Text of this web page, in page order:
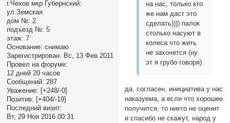
г.Чехов мкр.Губернский:
ул.Земская
дом №: 2
подъезд №: 5
этаж: 7
Основание: снимаю
Зарегистрирован: Вс, 13 Фев 2011
Провел на форуме:
12 дней 20 часов
Сообщений: 287
Уважение: [+248/-0]
Позитив: [+404/-19]
Последний визит:
Вт, 29 Ноя 2016 00:31
на нас, только кто
же нам даст это
сделать)))) палок
столько насуют в
колеса что жить
не захочется (ну
эт я грубо говоря).
да, согласен, инициатива у нас
наказуема, а если что хорошее
получится, то никто не оценит
и спасибо не скажут, народ у